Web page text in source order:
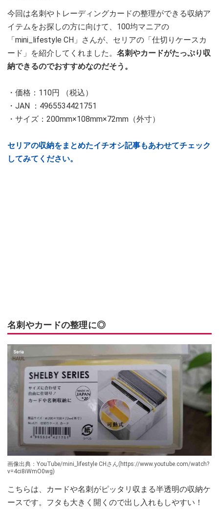
今回は名刺やトレーディングカードの整理ができる収納ア
イテムをお探しの方に向けて、100均マニアの
「mini_lifestyle CH」さんが、セリアの「仕切りケースカ
ード」を紹介してくれました。 名刺やカードがたっぷり収
納できるのでおすすめなのだそう。
・価格：110円 （税込）
・JAN ：4965534421751
・サイズ：200mm×108mm×72mm（外寸）
セリアの収納をまとめたイチオシ記事もあわせてチェック
してみてください。
名刺やカードの整理に◎
画像出典：YouTube/mini_lifestyle CHさん(https://www.youtube.com/watch?
v=4ci8iWmO0wg)
こちらは、カードや名刺がピッタリ収まる半透明の収納ケ
ースです。フタも大きく開くので出し入れもしやすい！